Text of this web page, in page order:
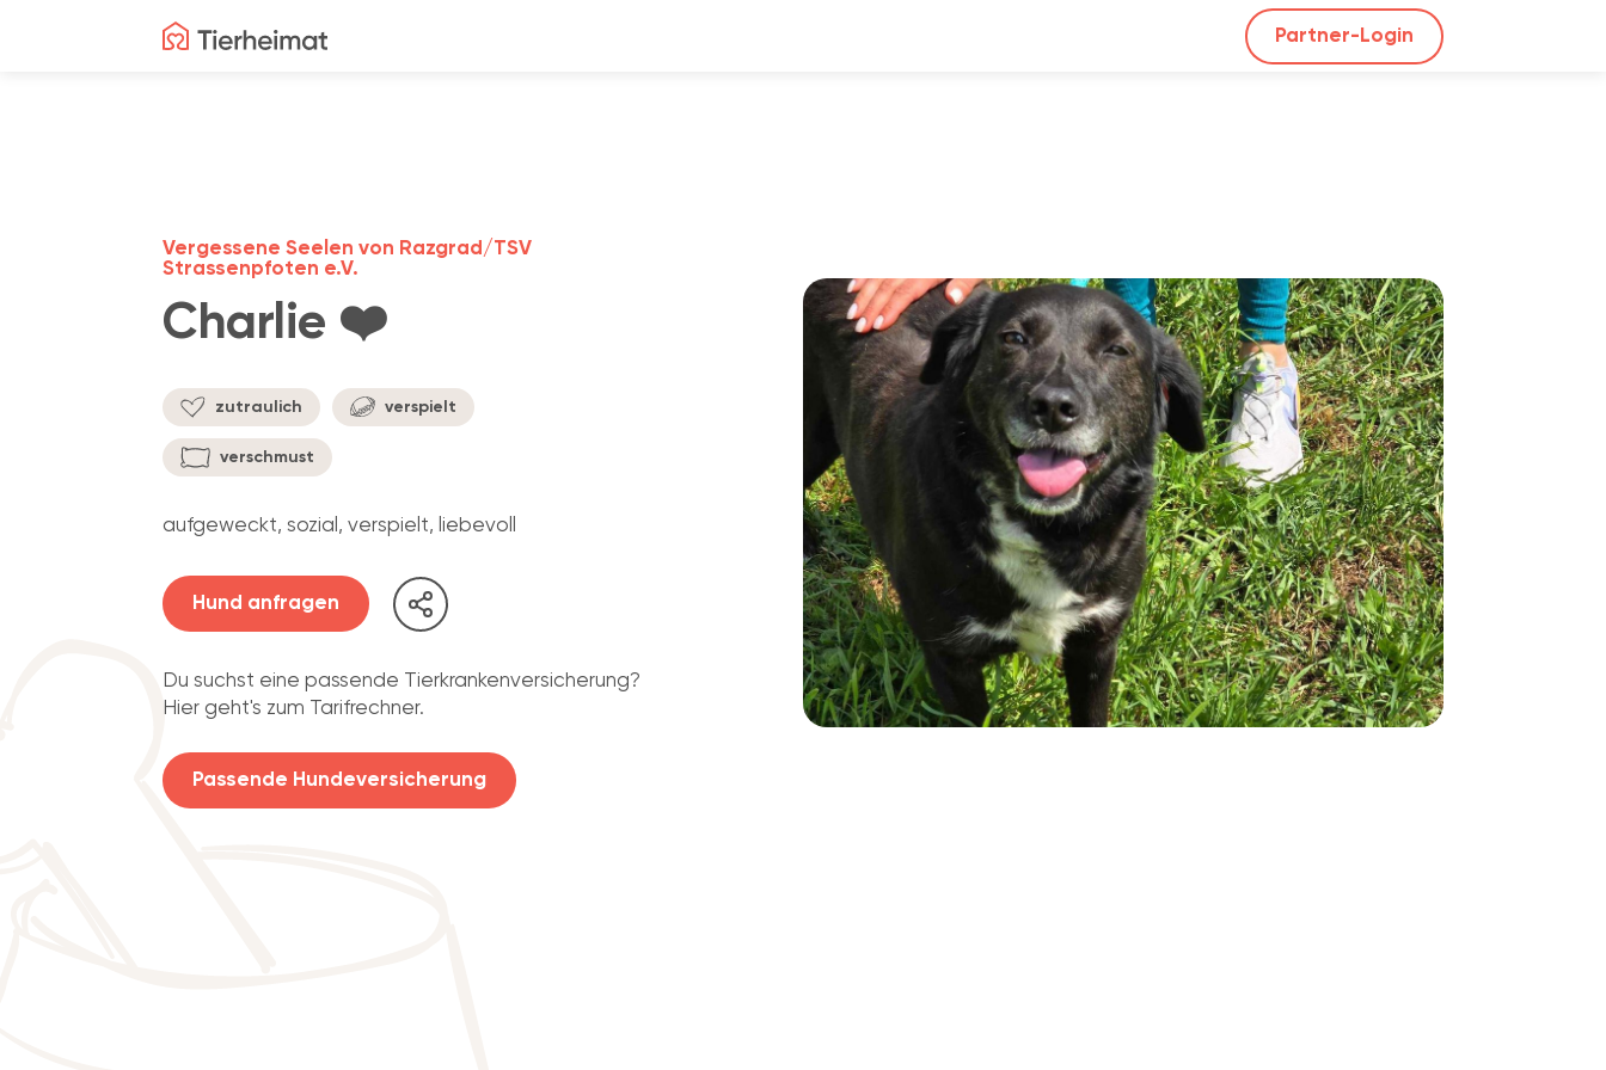
Partner-Login
Charlie ❤️
Vergessene Seelen von Razgrad/TSV
Strassenpfoten e.V.
zutraulich verspielt
verschmust
aufgeweckt, sozial, verspielt, liebevoll
Hund anfragen
Du suchst eine passende Tierkrankenversicherung?
Hier geht's zum Tarifrechner.
Passende Hundeversicherung